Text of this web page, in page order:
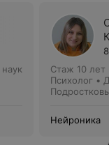
Стаж 10 лет
Психолог •
Нейроника